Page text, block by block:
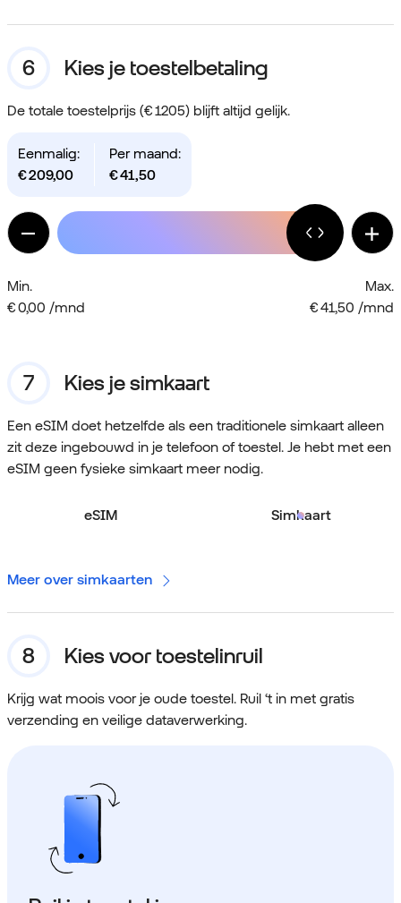
Kies je toestelbetaling
De totale toestelprijs (€ 1205) blijft altijd gelijk.
Eenmalig:
€209,00
Per maand:
€41,50
Min.
€ 0,00 /mnd
Max.
€ 41,50 /mnd
Kies je simkaart
Een eSIM doet hetzelfde als een traditionele simkaart alleen
zit deze ingebouwd in je telefoon of toestel. Je hebt met een
eSIM geen fysieke simkaart meer nodig.
eSIM Simkaart
Meer over simkaarten
Kies voor toestelinruil
Krijg wat moois voor je oude toestel. Ruil ‘t in met gratis
verzending en veilige dataverwerking.